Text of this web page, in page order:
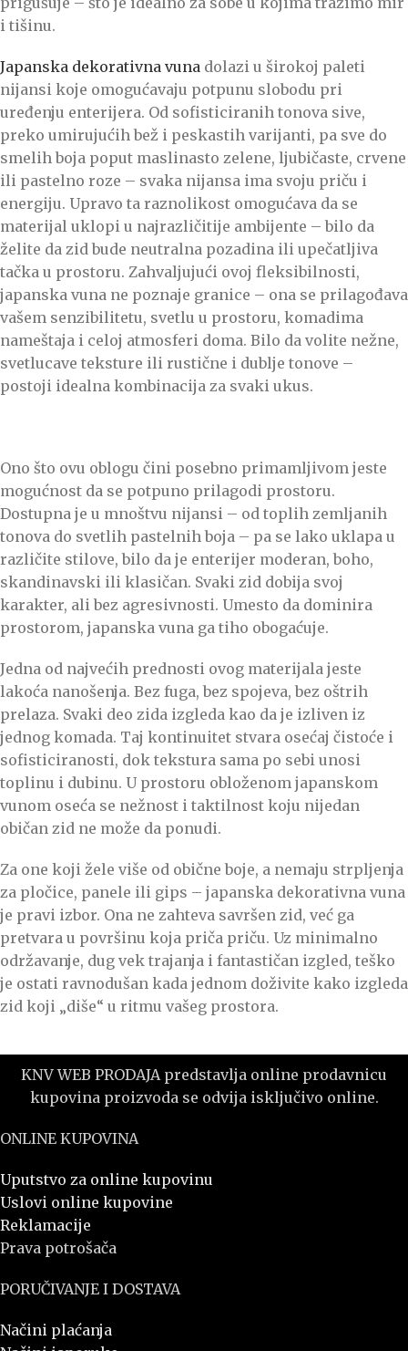
i tišinu.
Japanska dekorativna vuna dolazi u širokoj paleti
nijansi koje omogućavaju potpunu slobodu pri
uređenju enterijera. Od sofisticiranih tonova sive,
preko umirujućih bež i peskastih varijanti, pa sve do
smelih boja poput maslinasto zelene, ljubičaste, crvene
ili pastelno roze – svaka nijansa ima svoju priču i
energiju. Upravo ta raznolikost omogućava da se
materijal uklopi u najrazličitije ambijente – bilo da
želite da zid bude neutralna pozadina ili upečatljiva
tačka u prostoru. Zahvaljujući ovoj fleksibilnosti,
japanska vuna ne poznaje granice – ona se prilagođava
vašem senzibilitetu, svetlu u prostoru, komadima
nameštaja i celoj atmosferi doma. Bilo da volite nežne,
svetlucave teksture ili rustične i dublje tonove –
postoji idealna kombinacija za svaki ukus.
Ono što ovu oblogu čini posebno primamljivom jeste
mogućnost da se potpuno prilagodi prostoru.
Dostupna je u mnoštvu nijansi – od toplih zemljanih
tonova do svetlih pastelnih boja – pa se lako uklapa u
različite stilove, bilo da je enterijer moderan, boho,
skandinavski ili klasičan. Svaki zid dobija svoj
karakter, ali bez agresivnosti. Umesto da dominira
prostorom, japanska vuna ga tiho obogaćuje.
Jedna od najvećih prednosti ovog materijala jeste
lakoća nanošenja. Bez fuga, bez spojeva, bez oštrih
prelaza. Svaki deo zida izgleda kao da je izliven iz
jednog komada. Taj kontinuitet stvara osećaj čistoće i
sofisticiranosti, dok tekstura sama po sebi unosi
toplinu i dubinu. U prostoru obloženom japanskom
vunom oseća se nežnost i taktilnost koju nijedan
običan zid ne može da ponudi.
Za one koji žele više od obične boje, a nemaju strpljenja
za pločice, panele ili gips – japanska dekorativna vuna
je pravi izbor. Ona ne zahteva savršen zid, već ga
pretvara u površinu koja priča priču. Uz minimalno
održavanje, dug vek trajanja i fantastičan izgled, teško
je ostati ravnodušan kada jednom doživite kako izgleda
zid koji „diše“ u ritmu vašeg prostora.
KNV WEB PRODAJA predstavlja online prodavnicu
kupovina proizvoda se odvija isključivo online.
ONLINE KUPOVINA
Uputstvo za online kupovinu
Uslovi online kupovine
Reklamacije
Prava potrošača
PORUČIVANJE I DOSTAVA
Načini plaćanja